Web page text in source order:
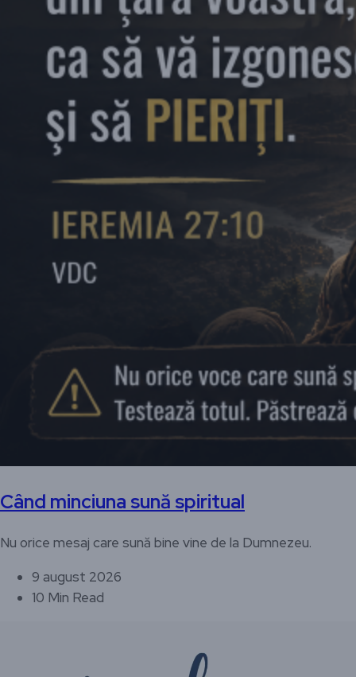
Când minciuna sună spiritual
Nu orice mesaj care sună bine vine de la Dumnezeu.
9 august 2026
10 Min Read